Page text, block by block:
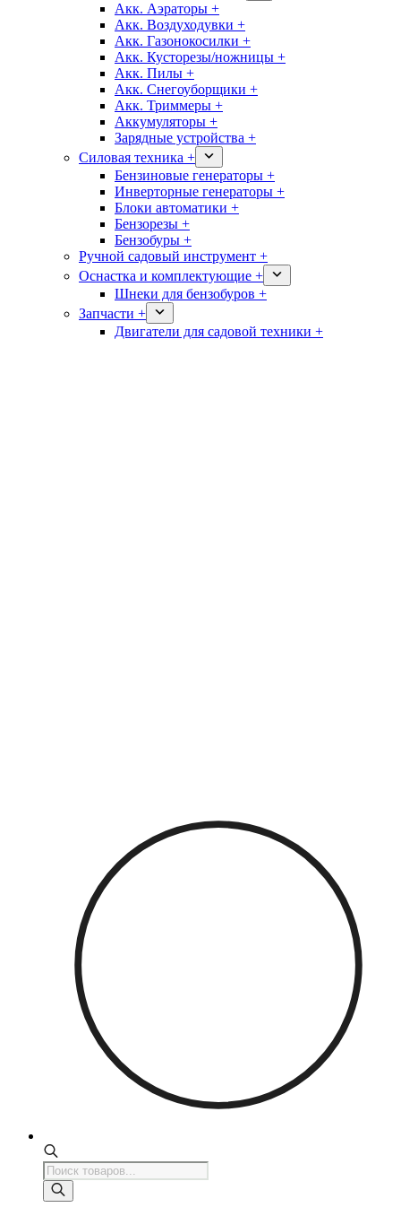
Акк. Аэраторы +
Акк. Воздуходувки +
Акк. Газонокосилки +
Акк. Кусторезы/ножницы +
Акк. Пилы +
Акк. Снегоуборщики +
Акк. Триммеры +
Аккумуляторы +
Зарядные устройства +
Силовая техника +
Бензиновые генераторы +
Инверторные генераторы +
Блоки автоматики +
Бензорезы +
Бензобуры +
Ручной садовый инструмент +
Оснастка и комплектующие +
Шнеки для бензобуров +
Запчасти +
Двигатели для садовой техники +
Поиск
товаров